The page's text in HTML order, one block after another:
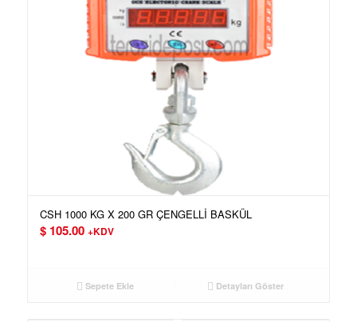
CSH 1000 KG X 200 GR ÇENGELLİ BASKÜL
$105.00 +KDV
Sepete Ekle Detayları Göster